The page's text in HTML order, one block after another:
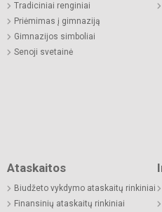
Tradiciniai renginiai
Priėmimas į gimnaziją
Gimnazijos simboliai
Senoji svetainė
Ataskaitos
Biudžeto vykdymo ataskaitų rinkiniai
Finansinių ataskaitų rinkiniai